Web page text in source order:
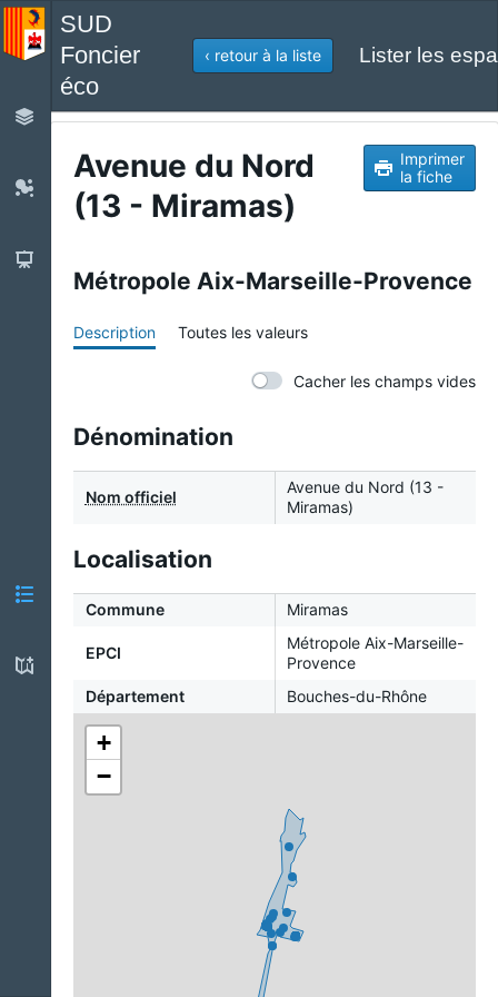
SUD
Foncier
éco
‹ retour à la liste Lister les
Avenue du Nord
(13 - Miramas)
Imprimer
la fiche
Métropole Aix-Marseille-Provence
Description Toutes les valeurs
Cacher les champs vides
Dénomination
Nom officiel
Avenue du Nord (13 -
Miramas)
Localisation
Commune Miramas
EPCI
Métropole Aix-Marseille-
Provence
Département
Bouches-du-Rhône
+
−